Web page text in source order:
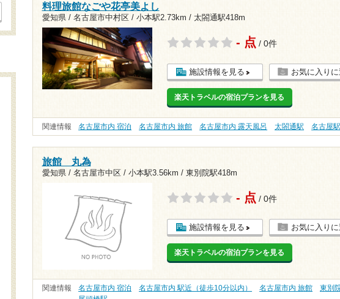
料理旅館なごや花亭美よし
愛知県 / 名古屋市中村区 / 小本駅2.73km / 太閤通駅418m
- 点 / 0件
施設情報を見る お気に入り
楽天トラベルの宿泊プランを見る
関連情報 名古屋市内 宿泊 名古屋市内 旅館 名古屋市内 露天風呂 太閤通駅 名古屋駅
旅館 丸為
愛知県 / 名古屋市中区 / 小本駅3.56km / 東別院駅418m
- 点 / 0件
施設情報を見る お気に入り
楽天トラベルの宿泊プランを見る
関連情報 名古屋市内 宿泊 名古屋市内 駅近（徒歩10分以内） 名古屋市内 旅館 東別